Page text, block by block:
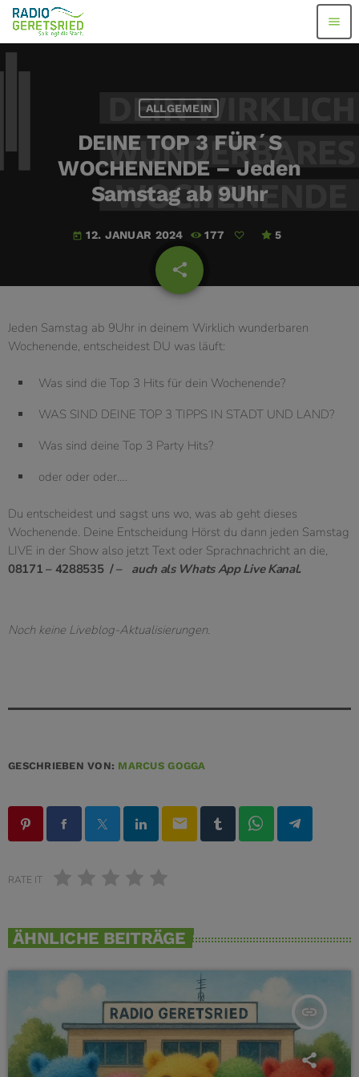
menu
ALLGEMEIN
DEINE TOP 3 FÜR´S
WOCHENENDE – Jeden
Samstag ab 9Uhr
today 12. JANUAR 2024 177 5
share
email
Jeden Samstag ab 9Uhr in deinem Wirklich wunderbaren
Wochenende, entscheidest DU was läuft:
Was sind die Top 3 Hits für dein Wochenende?
WAS SIND DEINE TOP 3 TIPPS IN STADT UND LAND?
Was sind deine Top 3 Party Hits?
oder oder oder….
Du entscheidest und sagst uns wo, was ab geht dieses
Wochenende. Deine Entscheidung Hörst du dann jeden Samstag
LIVE in der Show also jetzt Text oder Sprachnachricht an die,
08171 – 4288535 / –
auch als Whats App Live Kanal.
Noch keine Liveblog-Aktualisierungen.
GESCHRIEBEN VON: MARCUS GOGGA
email
RATE IT
ÄHNLICHE BEITRÄGE
insert_link